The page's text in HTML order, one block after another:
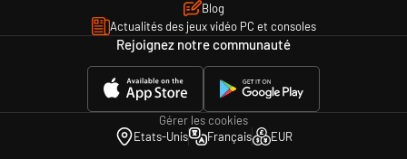
Blog
Actualités des jeux vidéo PC et consoles
Rejoignez notre communauté
Gérer les cookies
Etats-Unis
Français EUR